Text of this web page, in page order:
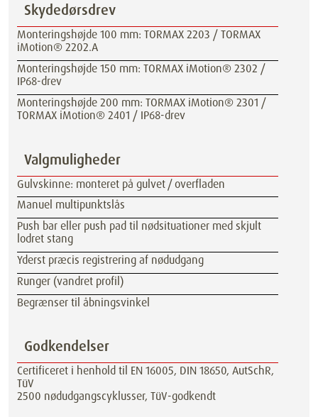
Skydedørsdrev
Monteringshøjde 100 mm: TORMAX 2203 / TORMAX
iMotion® 2202.A
Monteringshøjde 150 mm: TORMAX iMotion® 2302 /
IP68-drev
Monteringshøjde 200 mm: TORMAX iMotion® 2301 /
TORMAX iMotion® 2401 / IP68-drev
Valgmuligheder
Gulvskinne: monteret på gulvet / overfladen
Manuel multipunktslås
Push bar eller push pad til nødsituationer med skjult
lodret stang
Yderst præcis registrering af nødudgang
Runger (vandret profil)
Begrænser til åbningsvinkel
Godkendelser
Certificeret i henhold til EN 16005, DIN 18650, AutSchR,
TüV
2500 nødudgangscyklusser, TüV-godkendt